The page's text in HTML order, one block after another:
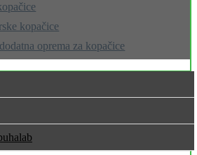
kopačice
oprema za kopačice